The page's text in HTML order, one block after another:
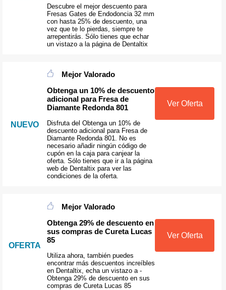
Descubre el mejor descuento para
Fresas Gates de Endodoncia 32 mm
con hasta 25% de descuento, una
vez que te lo pierdas, siempre te
arrepentirás. Sólo tienes que echar
un vistazo a la página de Dentaltix
NUEVO
Mejor Valorado
Obtenga un 10% de descuento
adicional para Fresa de
Diamante Redonda 801
Disfruta del Obtenga un 10% de
descuento adicional para Fresa de
Diamante Redonda 801. No es
necesario añadir ningún código de
cupón en la caja para canjear la
oferta. Sólo tienes que ir a la página
web de Dentaltix para ver las
condiciones de la oferta.
Ver Oferta
OFERTA
Mejor Valorado
Obtenga 29% de descuento en
sus compras de Cureta Lucas
85
Utiliza ahora, también puedes
encontrar más descuentos increíbles
en Dentaltix, echa un vistazo a -
Obtenga 29% de descuento en sus
compras de Cureta Lucas 85
Ver Oferta